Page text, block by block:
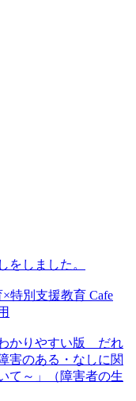
をしました。
特別支援教育 Cafe
わかりやすい版 だれ
害のある・なしに関
て～」（障害者の生